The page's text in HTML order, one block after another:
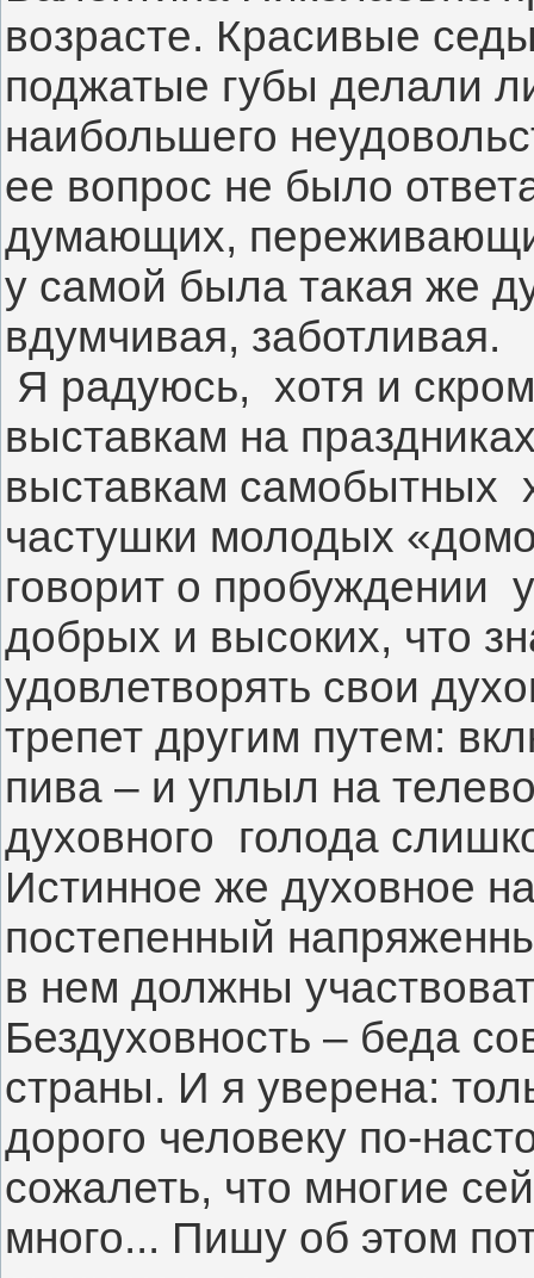
возрасте. Красивые
поджатые губы делали
наибольшего
ее вопрос не было
думающих,
у самой была такая же
вдумчивая, заботливая.
Я радуюсь,  хотя и
выставкам на
выставкам самобытных
частушки молодых
говорит о пробуждении
добрых и высоких, что
удовлетворять свои
трепет другим путем:
пива – и уплыл на
духовного  голода
Истинное же духовное
постепенный
в нем должны
Бездуховность – беда
страны. И я уверена:
дорого человеку по-
сожалеть, что многие
много... Пишу об этом